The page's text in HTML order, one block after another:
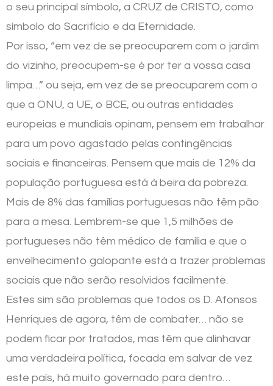
o seu principal símbolo, a CRUZ de CRISTO, como
símbolo do Sacrifício e da Eternidade.
Por isso, “em vez de se preocuparem com o jardim
do vizinho, preocupem-se é por ter a vossa casa
limpa…” ou seja, em vez de se preocuparem com o
que a ONU, a UE, o BCE, ou outras entidades
europeias e mundiais opinam, pensem em trabalhar
para um povo agastado pelas contingências
sociais e financeiras. Pensem que mais de 12% da
população portuguesa está à beira da pobreza.
Mais de 8% das famílias portuguesas não têm pão
para a mesa. Lembrem-se que 1,5 milhões de
portugueses não têm médico de família e que o
envelhecimento galopante está a trazer problemas
sociais que não serão resolvidos facilmente.
Estes sim são problemas que todos os D. Afonsos
Henriques de agora, têm de combater… não se
podem ficar por tratados, mas têm que alinhavar
uma verdadeira política, focada em salvar de vez
este país, há muito governado para dentro…